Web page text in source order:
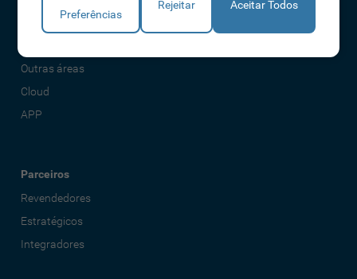
Rondas e Serviços
Outras áreas
Cloud
APP
Parceiros
Revendedores
Estratégicos
Integradores
Preferências
Rejeitar Aceitar Todos